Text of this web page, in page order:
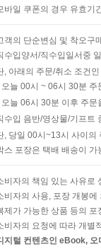
바일 쿠폰의 경우 유효기
객의 단순변심 및 착오구
수입양서/직수입일서중
, 아래의 주문/취소 조건
오늘 00시 ~ 06시 30분
오늘 06시 30분 이후 주
수입 음반/영상물/기프트
, 당일 00시~13시 사이의
스 포장은 택배 배송이
비자의 책임 있는 사유로
비자의 사용, 포장 개봉
제가 가능한 상품 등의
비자의 요청에 따라 개별
지털 컨텐츠인 eBook,